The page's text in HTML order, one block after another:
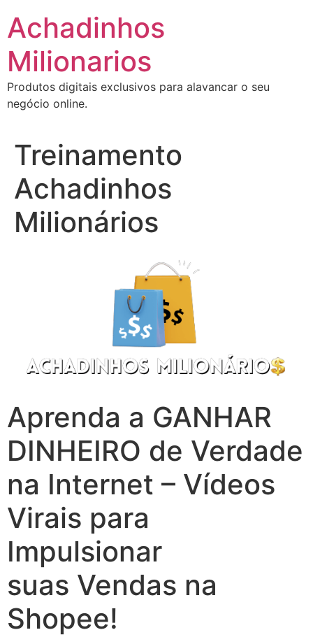
para
conteúdo
Achadinhos
Milionarios
Produtos digitais exclusivos para alavancar o seu
negócio online.
Treinamento
Achadinhos
Milionários
Aprenda a GANHAR
DINHEIRO de Verdade
na Internet – Vídeos
Virais para
Impulsionar
suas Vendas na
Shopee!